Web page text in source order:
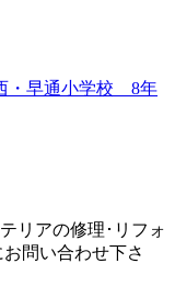
・早通小学校 8年
リアの修理･リフォ
問い合わせ下さ